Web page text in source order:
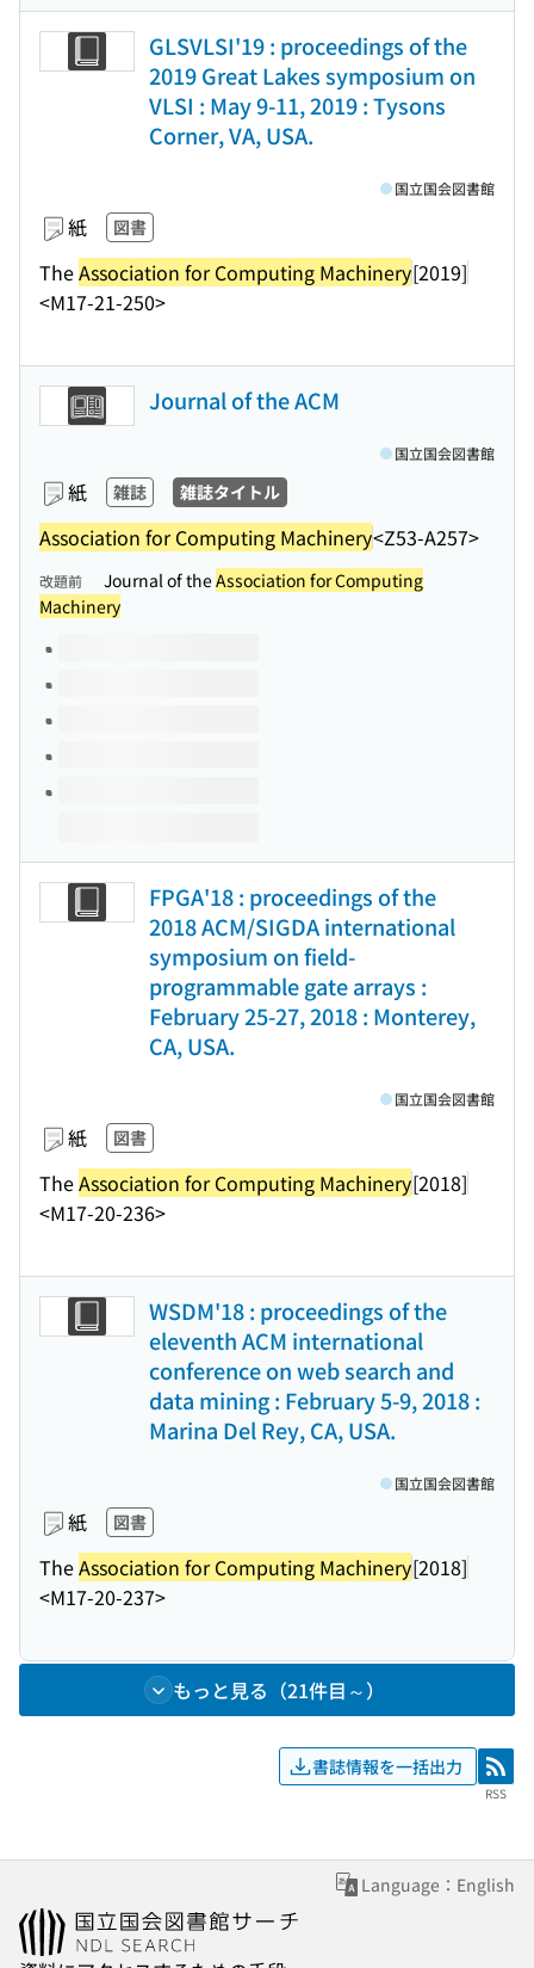
GLSVLSI'19 : proceedings of the
2019 Great Lakes symposium on
VLSI : May 9-11, 2019 : Tysons
Corner, VA, USA.
紙 図書
TheAssociation for Computing Machinery[2019]
<M17-21-250>
国立国会図書館
Journal of the ACM
紙 雑誌 雑誌タイトル
Association for Computing Machinery<Z53-A257>
国立国会図書館
改題前 Journal of theAssociation for Computing
Machinery
このタイトルの巻号
FPGA'18 : proceedings of the
2018 ACM/SIGDA international
symposium on field-
programmable gate arrays :
February 25-27, 2018 : Monterey,
CA, USA.
紙 図書
TheAssociation for Computing Machinery[2018]
<M17-20-236>
国立国会図書館
WSDM'18 : proceedings of the
eleventh ACM international
conference on web search and
data mining : February 5-9, 2018 :
Marina Del Rey, CA, USA.
紙 図書
TheAssociation for Computing Machinery[2018]
<M17-20-237>
国立国会図書館
もっと見る（21件目～）
書誌情報を一括出力 RSS
RSS
Language：English